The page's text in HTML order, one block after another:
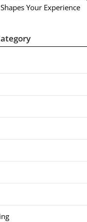
Your Experience